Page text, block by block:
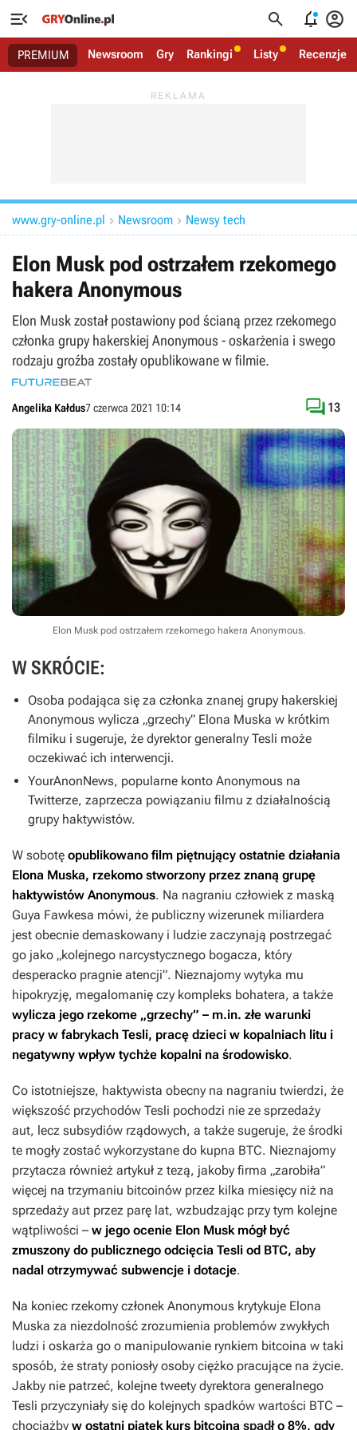
   
PREMIUM Newsroom Gry Rankingi Listy Recenzje
www.gry-online.pl  Newsroom  Newsy tech
Elon Musk pod ostrzałem rzekomego
hakera Anonymous
Elon Musk został postawiony pod ścianą przez rzekomego
członka grupy hakerskiej Anonymous - oskarżenia i swego
rodzaju groźba zostały opublikowane w filmie.
Angelika Kałdus7 czerwca 2021 10:14  13
Elon Musk pod ostrzałem rzekomego hakera Anonymous.
W SKRÓCIE:
Osoba podająca się za członka znanej grupy hakerskiej
Anonymous wylicza „grzechy” Elona Muska w krótkim
filmiku i sugeruje, że dyrektor generalny Tesli może
oczekiwać ich interwencji.
YourAnonNews, popularne konto Anonymous na
Twitterze, zaprzecza powiązaniu filmu z działalnością
grupy haktywistów.
W sobotę opublikowano film piętnujący ostatnie działania
Elona Muska, rzekomo stworzony przez znaną grupę
haktywistów Anonymous. Na nagraniu człowiek z maską
Guya Fawkesa mówi, że publiczny wizerunek miliardera
jest obecnie demaskowany i ludzie zaczynają postrzegać
go jako „kolejnego narcystycznego bogacza, który
desperacko pragnie atencji”. Nieznajomy wytyka mu
hipokryzję, megalomanię czy kompleks bohatera, a także
wylicza jego rzekome „grzechy” – m.in. złe warunki
pracy w fabrykach Tesli, pracę dzieci w kopalniach litu i
negatywny wpływ tychże kopalni na środowisko.
Co istotniejsze, haktywista obecny na nagraniu twierdzi, że
większość przychodów Tesli pochodzi nie ze sprzedaży
aut, lecz subsydiów rządowych, a także sugeruje, że środki
te mogły zostać wykorzystane do kupna BTC. Nieznajomy
przytacza również artykuł z tezą, jakoby firma „zarobiła”
więcej na trzymaniu bitcoinów przez kilka miesięcy niż na
sprzedaży aut przez parę lat, wzbudzając przy tym kolejne
wątpliwości – w jego ocenie Elon Musk mógł być
zmuszony do publicznego odcięcia Tesli od BTC, aby
nadal otrzymywać subwencje i dotacje.
Na koniec rzekomy członek Anonymous krytykuje Elona
Muska za niezdolność zrozumienia problemów zwykłych
ludzi i oskarża go o manipulowanie rynkiem bitcoina w taki
sposób, że straty poniosły osoby ciężko pracujące na życie.
Jakby nie patrzeć, kolejne tweety dyrektora generalnego
Tesli przyczyniały się do kolejnych spadków wartości BTC –
chociażby w ostatni piątek kurs bitcoina spadło 8%, gdy